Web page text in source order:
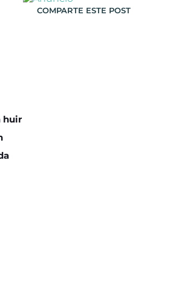
huir
COMPARTE ESTE POST